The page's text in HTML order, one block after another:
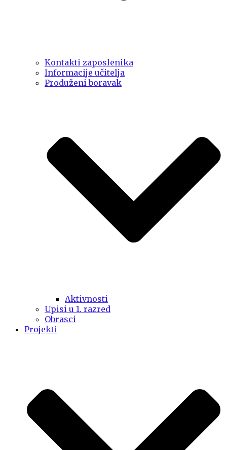
Kontakti zaposlenika
Informacije učitelja
Produženi boravak
Aktivnosti
Upisi u 1. razred
Obrasci
Projekti